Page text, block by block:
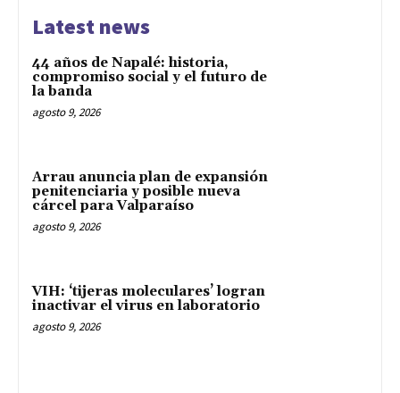
Latest news
44 años de Napalé: historia,
compromiso social y el futuro de
la banda
agosto 9, 2026
Arrau anuncia plan de expansión
penitenciaria y posible nueva
cárcel para Valparaíso
agosto 9, 2026
VIH: ‘tijeras moleculares’ logran
inactivar el virus en laboratorio
agosto 9, 2026